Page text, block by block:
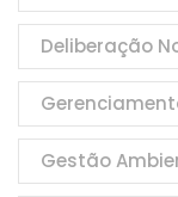
Deliberação
Gestão